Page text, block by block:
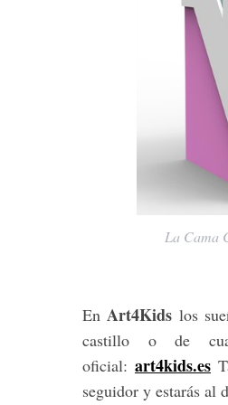
La Cama
EnArt4Kids los
castillo o de
oficial: art4kids.es
seguidor y estarás al